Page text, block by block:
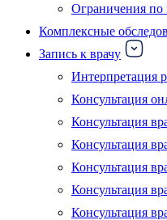
Ограничения по
Комплексные
Запись к врачу
Интерпретация
Консультация
Консультация
Консультация
Консультация
Консультация
Консультация